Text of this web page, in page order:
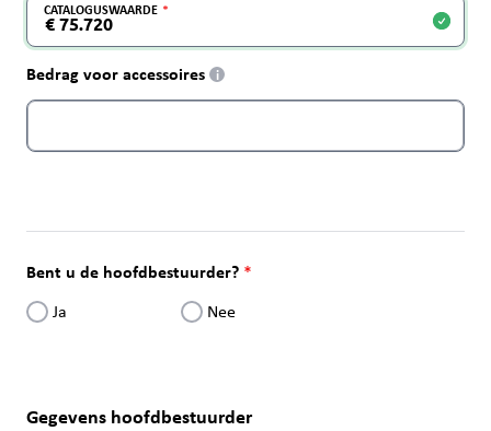
CATALOGUSWAARDE
Bedrag voor accessoires i
Bent u de hoofdbestuurder?
Ja Nee
Gegevens hoofdbestuurder